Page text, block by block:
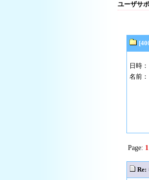
ユーザサ
日時
名前：
Page: 1
Re: